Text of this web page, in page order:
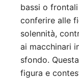
bassi o
conferire alle
solennità,
ai macchinari
sfondo.
figura e